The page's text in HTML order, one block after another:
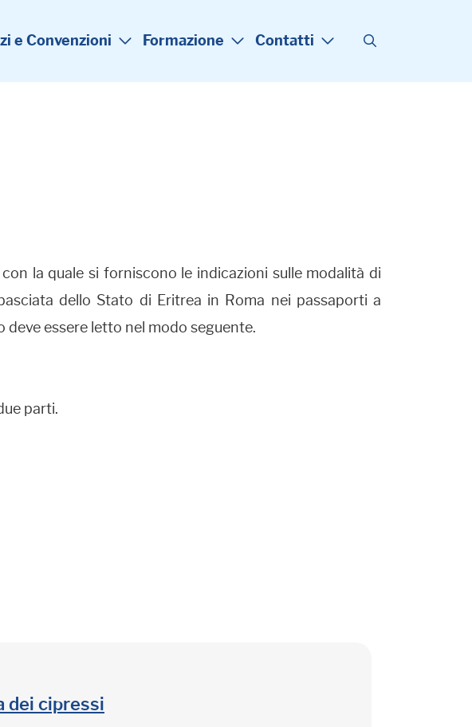
e Convenzioni Formazione Contatti
con la quale si forniscono le indicazioni sulle modalità di
dello Stato di Eritrea in Roma nei passaporti a
essere letto nel modo seguente.
parti.
dei cipressi